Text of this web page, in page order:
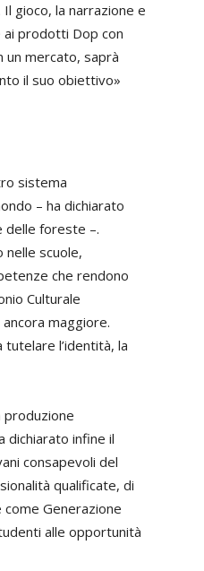
gioco, la narrazione e
ai prodotti Dop con
un mercato, saprà
il suo obiettivo»
sistema
– ha dichiarato
delle foreste –.
scuole,
che rendono
Culturale
maggiore.
l’identità, la
produzione
dichiarato infine il
consapevoli del
qualificate, di
Generazione
alle opportunità